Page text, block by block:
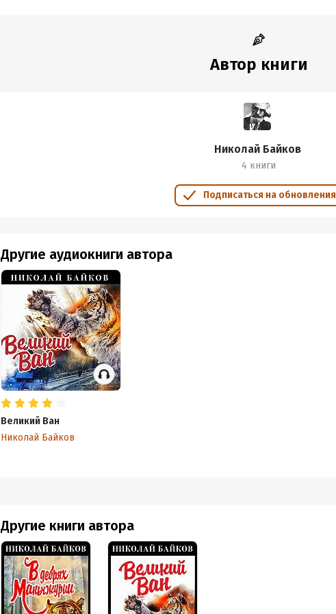
23. На острове
24. Месть старого хунхуза
25. Крупная ставка
26. Змеиный дед
27. Юрочка
28. Драма в лесу
©&℗ ИД СОЮЗ
Продюсер: Владимир Воробьев
Подробная информация
Автор книги
Николай Байков
4 книги
Подписаться на обновления
Другие книги автора
Другие аудиокниги автора
Великий Ван
Николай Байков